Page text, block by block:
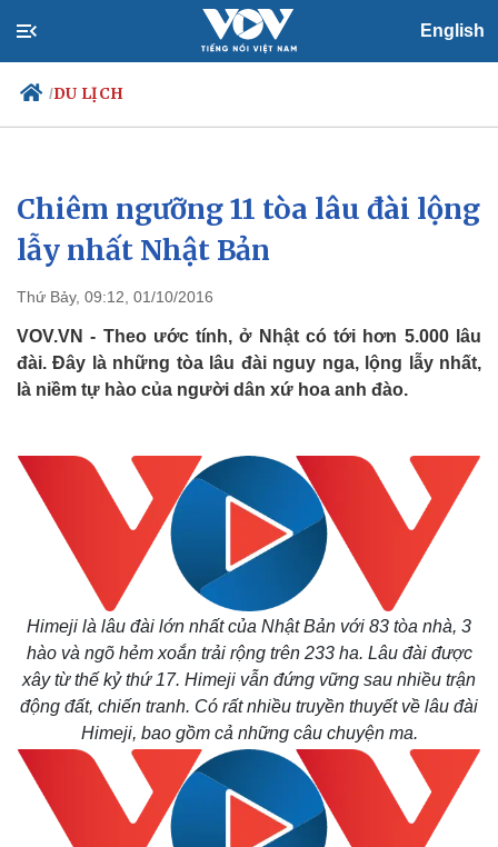
English
/DU LỊCH
Chính trị
Đảng
Tổ chức nhân sự
Nhận diện sự thật
Xã hội
Việc làm
Biển đảo
Chiêm ngưỡng 11 tòa lâu đài lộng
lẫy nhất Nhật Bản
Thứ Bảy, 09:12, 01/10/2016
VOV.VN - Theo ước tính, ở Nhật có tới hơn 5.000 lâu
đài. Đây là những tòa lâu đài nguy nga, lộng lẫy nhất,
là niềm tự hào của người dân xứ hoa anh đào.
Himeji là lâu đài lớn nhất của Nhật Bản với 83 tòa nhà, 3
hào và ngõ hẻm xoắn trải rộng trên 233 ha. Lâu đài được
xây từ thế kỷ thứ 17. Himeji vẫn đứng vững sau nhiều trận
động đất, chiến tranh. Có rất nhiều truyền thuyết về lâu đài
Himeji, bao gồm cả những câu chuyện ma.